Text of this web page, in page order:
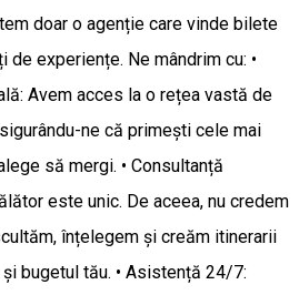
doar o agenție care vinde bilete
experiențe. Ne mândrim cu: •
Avem acces la o rețea vastă de
ne că primești cele mai
să mergi. • Consultanță
este unic. De aceea, nu credem
înțelegem și creăm itinerarii
bugetul tău. • Asistență 24/7: